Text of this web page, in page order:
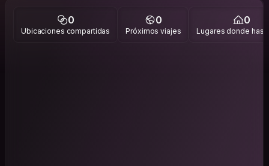
0
Ubicaciones compartidas
0
Próximos viajes
0
Lugares donde has